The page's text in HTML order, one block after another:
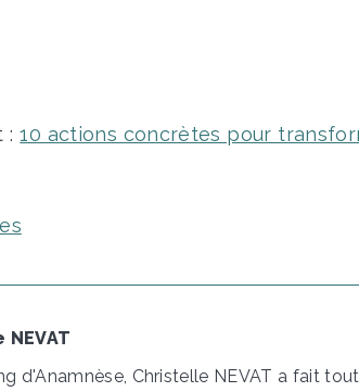
:10 actions concrètes pour
d'Anamnèse, Christelle NEVAT a fait